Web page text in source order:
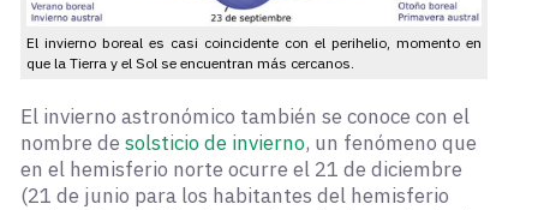
El invierno boreal es casi coincidente con el perihelio, momento en
que la Tierra y el Sol se encuentran más cercanos.
El invierno astronómico también se conoce con el
nombre de solsticio de invierno, un fenómeno que
en el hemisferio norte ocurre el 21 de diciembre
(21 de junio para los habitantes del hemisferio